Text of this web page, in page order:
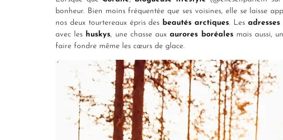
bonheur. Bien moins fréquentée que ses voisines, elle se laisse
nos deux tourtereaux épris des beautés arctiques. Les
avec les huskys, une chasse auxaurores boréales mais aussi, un
faire fondre même les cœurs de glace.